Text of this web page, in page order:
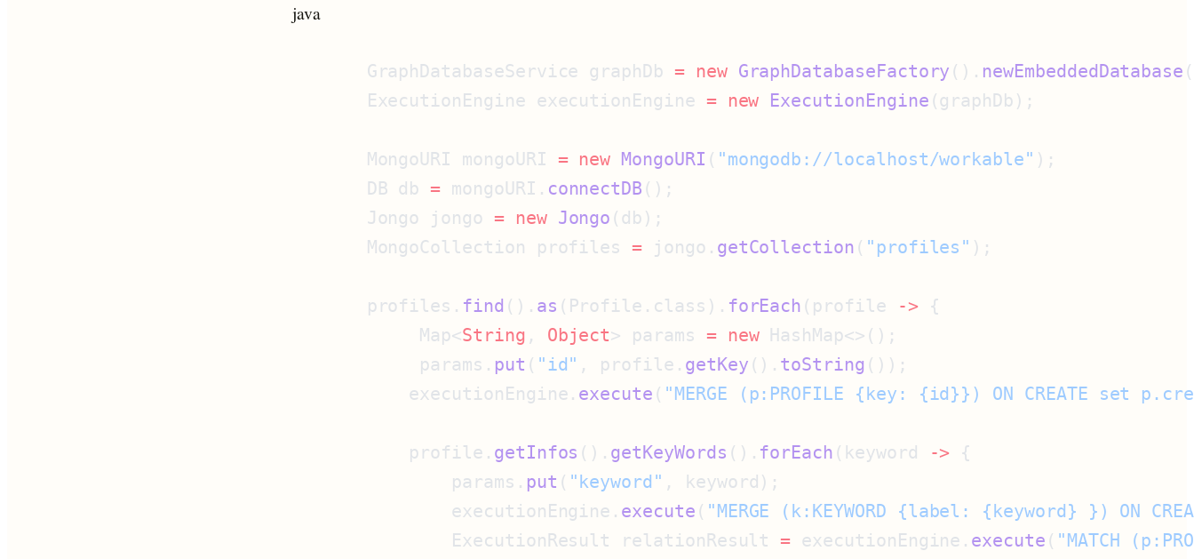
java
       GraphDatabaseService graphDb
= new GraphDatabaseFactory (). newEmbeddedDatabase
       ExecutionEngine executionEngine
= new ExecutionEngine
       MongoURI mongoURI
= new MongoURI ( "mongodb://localhost/workable"
       DB db
= mongoURI. connectDB
       Jongo jongo
= new Jongo
       MongoCollection profiles
= jongo. getCollection ( "profiles"
       profiles.
find (). as (Profile.class). forEach (profile ->
            Map<
String , Object> params = new
            params.
put ( "id" , profile. getKey (). toString
           executionEngine.
execute ( "MERGE (p:PROFILE {key: {id}}) ON CREATE set
           profile.
getInfos (). getKeyWords (). forEach (keyword ->
               params.
put ( "keyword"
               executionEngine.
execute ( "MERGE (k:KEYWORD {label: {keyword} }) ON
               ExecutionResult relationResult
= executionEngine. execute ( "MATCH